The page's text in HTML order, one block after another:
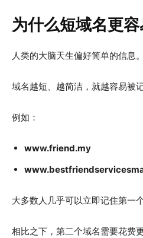
为什么短域名更容
人类的大脑天生偏好简单的信息。
域名越短、越简洁，就越容易被记
例如：
www.friend.my
大多数人几乎可以立即记住第一个
相比之下，第二个域名需要花费